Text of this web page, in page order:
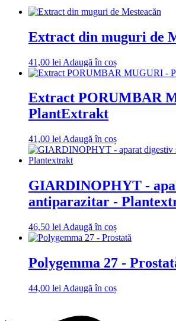
Extract din muguri de
41,00 lei Adaugă în coș
Extract PORUMBAR
PlantExtrakt
41,00 lei Adaugă în coș
GIARDINOPHYT -
antiparazitar -
46,50 lei Adaugă în coș
Polygemma 27 -
44,00 lei Adaugă în coș